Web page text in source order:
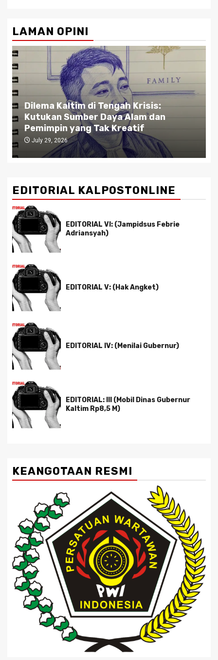
LAMAN OPINI
Dilema Kaltim di Tengah Krisis:
Kutukan Sumber Daya Alam dan
Pemimpin yang Tak Kreatif
July 29, 2026
EDITORIAL KALPOSTONLINE
EDITORIAL VI: (Jampidsus Febrie
Adriansyah)
EDITORIAL V: (Hak Angket)
EDITORIAL IV: (Menilai Gubernur)
EDITORIAL: III (Mobil Dinas Gubernur
Kaltim Rp8,5 M)
KEANGOTAAN RESMI